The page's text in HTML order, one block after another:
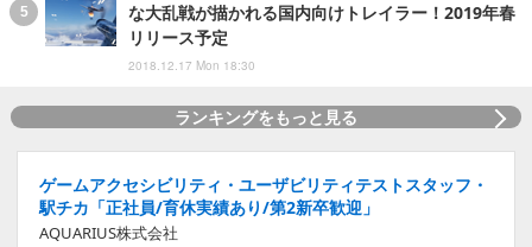
な大乱戦が描かれる国内向けトレイラー！2019年春
リリース予定
2018.12.17 Mon 18:30
ランキングをもっと見る
ゲームアクセシビリティ・ユーザビリティテストスタッフ・
駅チカ「正社員/育休実績あり/第2新卒歓迎」
AQUARIUS株式会社